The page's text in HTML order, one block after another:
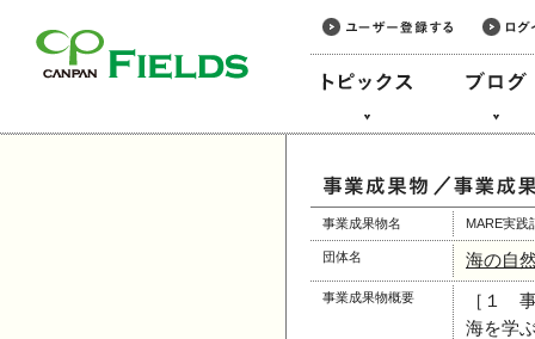
事業成果物名 MARE実
団体名 海の自
事業成果物概要
［１
海を学